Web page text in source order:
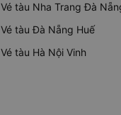
Vé tàu Nha Trang Đà
Vé tàu Đà Nẵng Huế
Vé tàu Hà Nội Vinh